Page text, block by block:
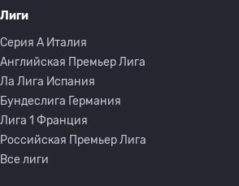
Лиги
Серия A Италия
Английская Премьер Лига
Ла Лига Испания
Бундеслига Германия
Лига 1 Франция
Российская Премьер Лига
Все лиги